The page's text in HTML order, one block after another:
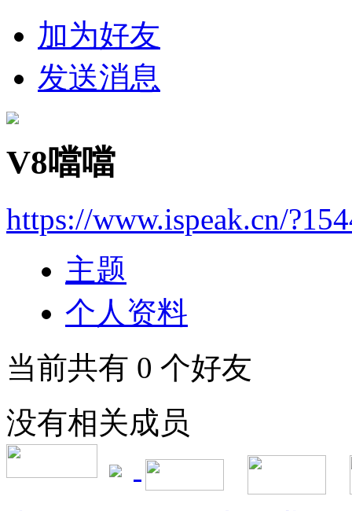
加为好友
发送消息
V8噹噹
https://www.ispeak.cn/
主题
个人资料
当前共有 0 个好友
没有相关成员